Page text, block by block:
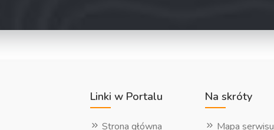
Linki w Portalu
Strona główna
Na skróty
Mapa serwisu